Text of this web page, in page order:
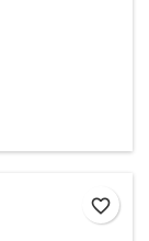
favorite_border